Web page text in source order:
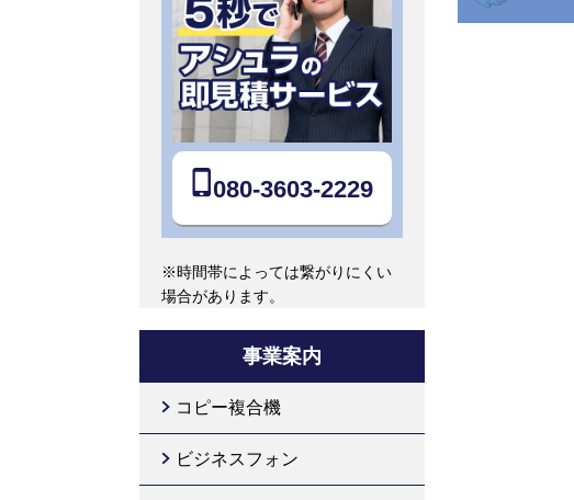
080-3603-2229
※時間帯によっては繋がりにくい
場合があります。
事業案内
コピー複合機
ビジネスフォン